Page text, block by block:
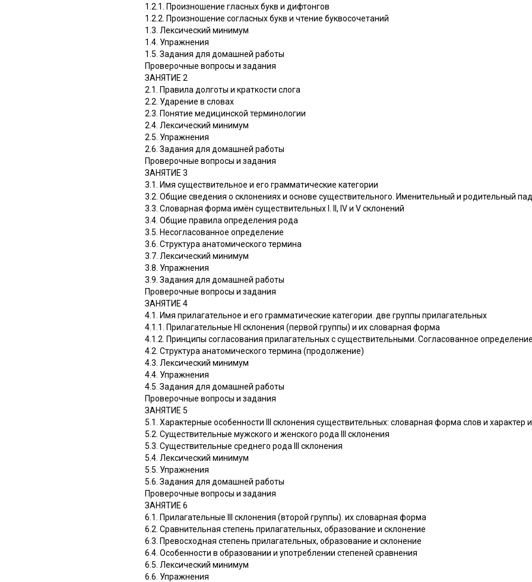
1.2.1. Произношение гласных букв и дифтонгов
1.2.2. Произношение согласных букв и чтение буквосочетаний
1.3. Лексический минимум
1.4. Упражнения
1.5. Задания для домашней работы
Проверочные вопросы и задания
ЗАНЯТИЕ 2
2.1. Правила долготы и краткости слога
2.2. Ударение в словах
2.3. Понятие медицинской терминологии
2.4. Лексический минимум
2.5. Упражнения
2.6. Задания для домашней работы
Проверочные вопросы и задания
ЗАНЯТИЕ 3
3.1. Имя существительное и его грамматические категории
3.2. Общие сведения о склонениях и основе существительного. Именительный и родительный
3.3. Словарная форма имён существительных I. II, IV и V склонений
3.4. Общие правила определения рода
3.5. Несогласованное определение
3.6. Структура анатомического термина
3.7. Лексический минимум
3.8. Упражнения
3.9. Задания для домашней работы
Проверочные вопросы и задания
ЗАНЯТИЕ 4
4.1. Имя прилагательное и его грамматические категории. две группы прилагательных
4.1.1. Прилагательные HI склонения (первой группы) и их словарная форма
4.1.2. Принципы согласования прилагательных с существительными. Согласованное определение
4.2. Структура анатомического термина (продолжение)
4.3. Лексический минимум
4.4. Упражнения
4.5. Задания для домашней работы
Проверочные вопросы и задания
ЗАНЯТИЕ 5
5.1. Характерные особенности III склонения существительных: словарная форма слов и характер
5.2. Существительные мужского и женского рода III склонения
5.3. Существительные среднего рода III склонения
5.4. Лексический минимум
5.5. Упражнения
5.6. Задания для домашней работы
Проверочные вопросы и задания
ЗАНЯТИЕ 6
6.1. Прилагательные III склонения (второй группы). их словарная форма
6.2. Сравнительная степень прилагательных, образование и склонение
6.3. Превосходная степень прилагательных, образование и склонение
6.4. Особенности в образовании и употреблении степеней сравнения
6.5. Лексический минимум
6.6. Упражнения